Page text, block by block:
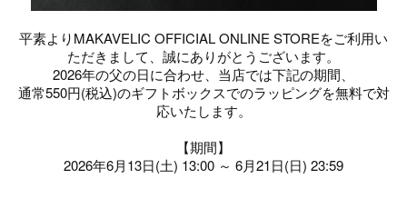
平素よりMAKAVELIC OFFICIAL ONLINE STOREをご利用い
ただきまして、誠にありがとうございます。
2026年の父の日に合わせ、当店では下記の期間、
通常550円(税込)のギフトボックスでのラッピングを無料で対
応いたします。
【期間】
2026年6月13日(土) 13:00 ～ 6月21日(日) 23:59